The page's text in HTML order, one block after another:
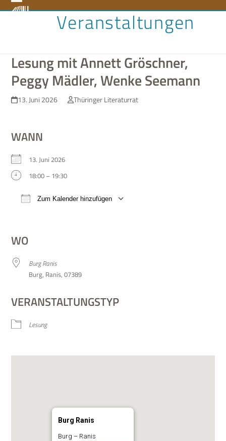
to Open
Close
Veranstaltungen
Lesung mit Annett Gröschner,
Peggy Mädler, Wenke Seemann
13. Juni 2026 Thüringer Literaturrat
WANN
13. Juni 2026
18:00 – 19:30
Zum Kalender hinzufügen
WO
Burg Ranis
Burg, Ranis, 07389
VERANSTALTUNGSTYP
Lesung
Burg Ranis
Burg – Ranis